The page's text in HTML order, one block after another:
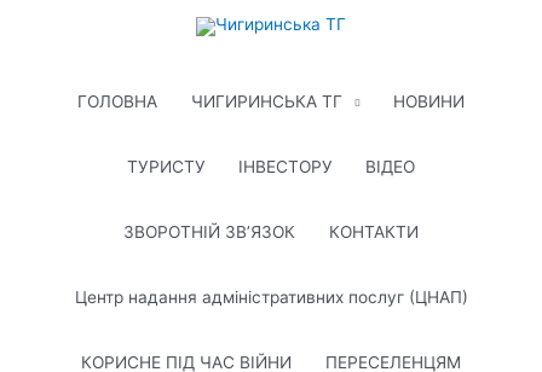
ГОЛОВНА
ЧИГИРИНСЬКА ТГ НОВИНИ
ТУРИСТУ ІНВЕСТОРУ ВІДЕО
ЗВОРОТНІЙ ЗВ’ЯЗОК КОНТАКТИ
Центр надання адміністративних послуг (ЦНАП)
КОРИСНЕ ПІД ЧАС ВІЙНИ ПЕРЕСЕЛЕНЦЯМ